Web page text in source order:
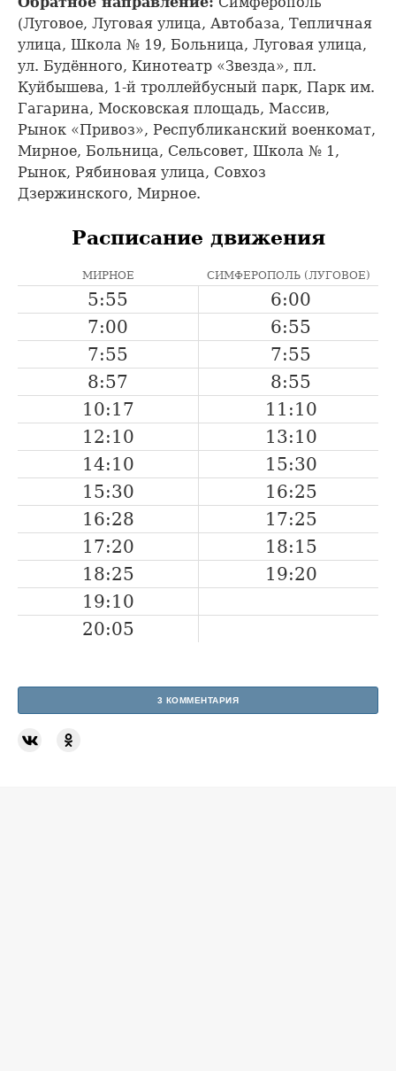
(Луговое, Луговая улица, Автобаза, Тепличная
улица, Школа № 19, Больница, Луговая улица,
ул. Будённого, Кинотеатр «Звезда», пл.
Куйбышева, 1-й троллейбусный парк, Парк им.
Гагарина, Московская площадь, Массив,
Рынок «Привоз», Республиканский военкомат,
Мирное, Больница, Сельсовет, Школа № 1,
Рынок, Рябиновая улица, Совхоз
Дзержинского, Мирное.
Расписание движения
МИРНОЕ СИМФЕРОПОЛЬ (ЛУГОВОЕ)
5:55
6:00
7:00
6:55
7:55
7:55
8:57
8:55
10:17
11:10
12:10
13:10
14:10
15:30
15:30
16:25
16:28
17:25
17:20
18:15
18:25
19:20
19:10
20:05
3 КОММЕНТАРИЯ